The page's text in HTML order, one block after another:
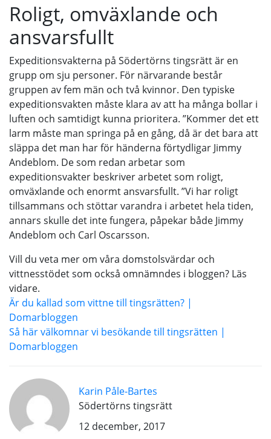
Roligt, omväxlande och
ansvarsfullt
Expeditionsvakterna på Södertörns tingsrätt är en
grupp om sju personer. För närvarande består
gruppen av fem män och två kvinnor. Den typiske
expeditionsvakten måste klara av att ha många bollar i
luften och samtidigt kunna prioritera. ”Kommer det ett
larm måste man springa på en gång, då är det bara att
släppa det man har för händerna förtydligar Jimmy
Andeblom. De som redan arbetar som
expeditionsvakter beskriver arbetet som roligt,
omväxlande och enormt ansvarsfullt. ”Vi har roligt
tillsammans och stöttar varandra i arbetet hela tiden,
annars skulle det inte fungera, påpekar både Jimmy
Andeblom och Carl Oscarsson.
Vill du veta mer om våra domstolsvärdar och
vittnesstödet som också omnämndes i bloggen? Läs
vidare.
Är du kallad som vittne till tingsrätten? |
Domarbloggen
Så här välkomnar vi besökande till tingsrätten |
Domarbloggen
Karin Påle-Bartes
Södertörns tingsrätt
12 december, 2017